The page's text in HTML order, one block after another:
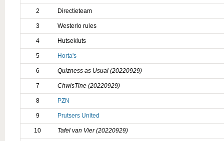
2 Directieteam
3 Westerlo rules
4 Hutsekluts
5 Horta's
6 Quizness as Usual (20220929)
7 ChwisTine (20220929)
8 PZN
9 Prutsers United
10 Tafel van Vier (20220929)